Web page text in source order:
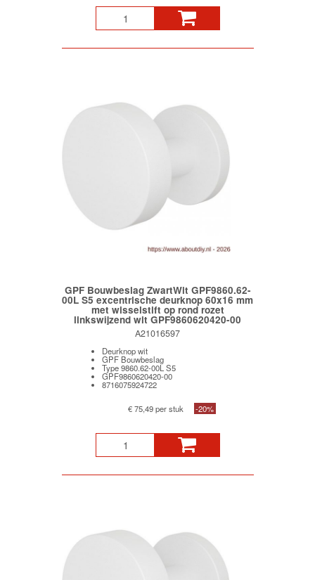
GPF Bouwbeslag ZwartWit GPF9860.62-
00L S5 excentrische deurknop 60x16 mm
met wisselstift op rond rozet
linkswijzend wit GPF9860620420-00
A21016597
Deurknop wit
GPF Bouwbeslag
Type 9860.62-00L S5
GPF9860620420-00
8716075924722
€ 75,49 per stuk -20%